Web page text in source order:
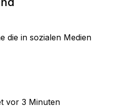
die in sozialen Medien
vor 3 Minuten